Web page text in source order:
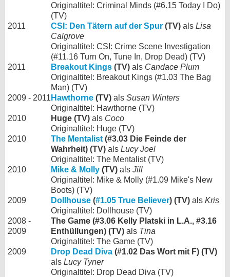
Originaltitel: Criminal Minds (#6.15 Today I Do)
(TV)
2011
CSI: Den Tätern auf der Spur (TV) als Lisa
Calgrove
Originaltitel: CSI: Crime Scene Investigation
(#11.16 Turn On, Tune In, Drop Dead) (TV)
2011
Breakout Kings (TV) als Candace Plum
Originaltitel: Breakout Kings (#1.03 The Bag
Man) (TV)
2009 - 2011 Hawthorne (TV) als Susan Winters
Originaltitel: Hawthorne (TV)
2010
Huge (TV) als Coco
Originaltitel: Huge (TV)
2010
The Mentalist (#3.03 Die Feinde der
Wahrheit) (TV) als Lucy Joel
Originaltitel: The Mentalist (TV)
2010
Mike & Molly (TV) als Jill
Originaltitel: Mike & Molly (#1.09 Mike's New
Boots) (TV)
2009
Dollhouse (#1.05 True Believer) (TV) als Kris
Originaltitel: Dollhouse (TV)
2008 -
2009
The Game (#3.06 Kelly Platski in L.A., #3.16
Enthüllungen) (TV) als Tina
Originaltitel: The Game (TV)
2009
Drop Dead Diva (#1.02 Das Wort mit F) (TV)
als Lucy Tyner
Originaltitel: Drop Dead Diva (TV)